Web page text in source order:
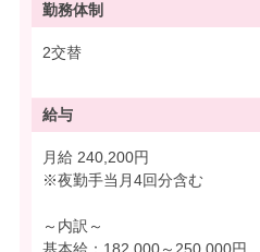
勤務体制
2交替
給与
月給 240,200円
※夜勤手当月4回分含む
～内訳～